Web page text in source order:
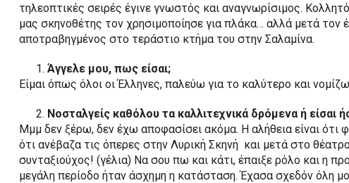
τηλεοπτικές σειρές έγινε γνωστός και αναγνωρίσιμος.
μας σκηνοθέτης τον χρησιμοποίησε για πλάκα… αλλά μετά τον
αποτραβηγμένος στο τεράστιο κτήμα του στην Σαλαμίνα.
Άγγελε μου, πως είσαι;
Είμαι όπως όλοι οι Έλληνες, παλεύω για το καλύτερο και
Νοσταλγείς καθόλου τα καλλιτεχνικά δρόμενα ή είσαι
Μμμ δεν ξέρω, δεν έχω αποφασίσει ακόμα. Η αλήθεια είναι
ότι ανέβαζα τις όπερες στην Λυρική Σκηνή και μετά στο
συνταξιούχος! (γέλια) Να σου πω και κάτι, έπαιξε ρόλο και η
μεγάλη περίοδο ήταν άσχημη η κατάσταση. Έχασα σχεδόν όλη